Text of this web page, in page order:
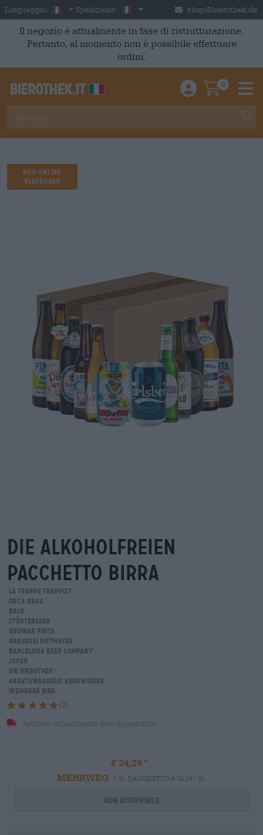
Skip to main content
Linguaggio: Italian
Spedizione: Italia shop@bierothek.de
Il negozio è attualmente in fase di ristrutturazione.
Pertanto, al momento non è possibile effettuare
ordini.
Einloggen /
0
Nur Online
verfügbar
die alkoholfreien
Pacchetto birra
La Trappe Trappist
orca brau
BRLO
Störtebeker
Browar Pinta
Brauerei Rittmayer
Barcelona Beer Company
Jopen
Die Bierothek
Kreativbrauerei Kehrwieder
Weiherer Bier
(2)
Articolo attualmente non disponibile
€ 34,29
MEHRWEG
1 St. PACCHETTO € 34,29 / St.
Non disponibile